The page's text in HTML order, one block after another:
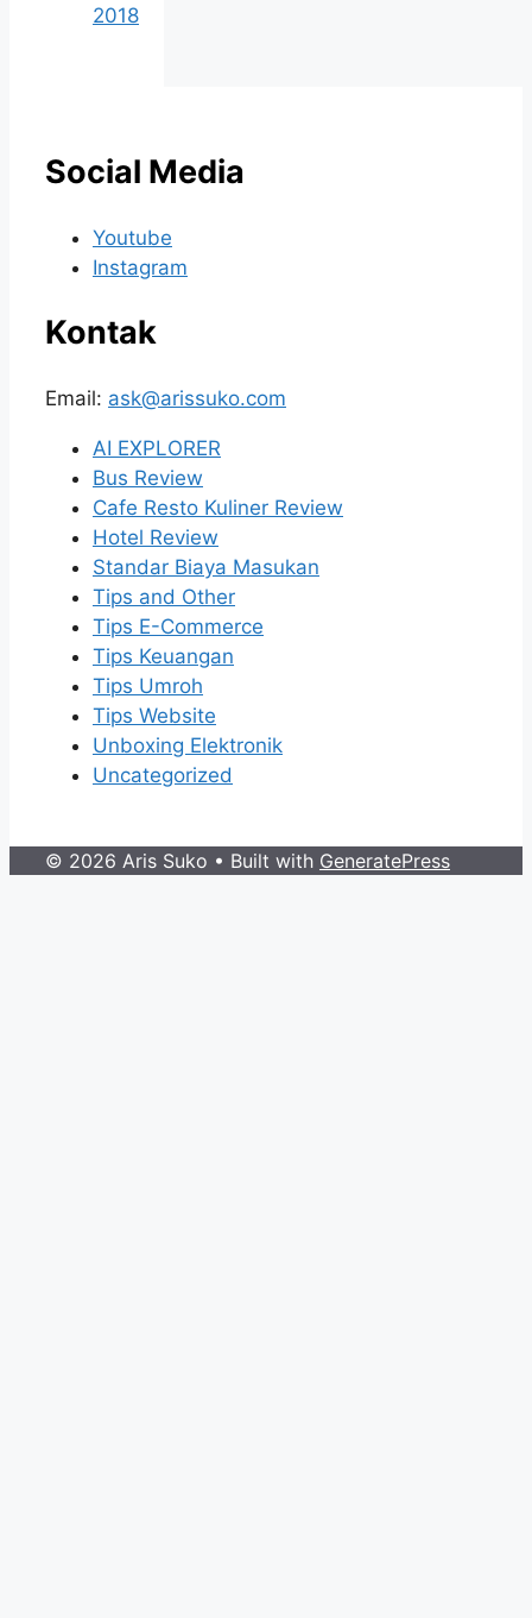
2018
Social Media
Youtube
Instagram
Kontak
Email: ask@arissuko.com
AI EXPLORER
Bus Review
Cafe Resto Kuliner Review
Hotel Review
Standar Biaya Masukan
Tips and Other
Tips E-Commerce
Tips Keuangan
Tips Umroh
Tips Website
Unboxing Elektronik
Uncategorized
© 2026 Aris Suko • Built with GeneratePress